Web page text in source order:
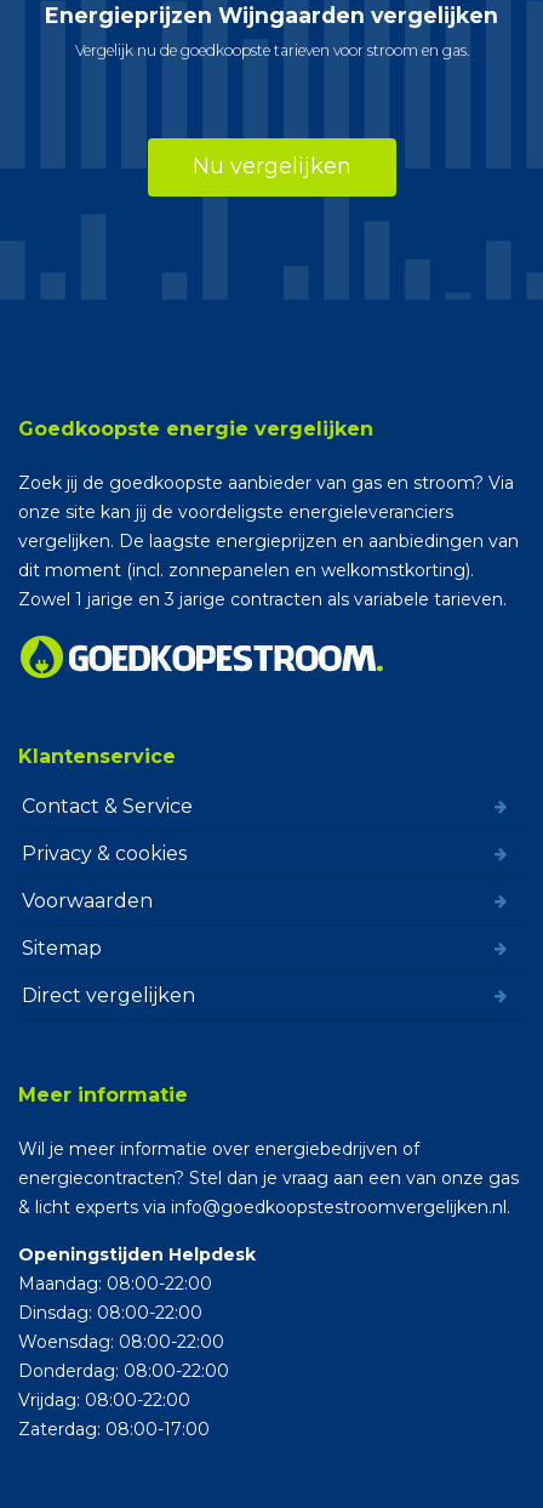
Energieprijzen Wijngaarden vergelijken
Vergelijk nu de goedkoopste tarieven voor stroom en gas.
Nu vergelijken
Goedkoopste energie vergelijken
Zoek jij de goedkoopste aanbieder van gas en stroom? Via
onze site kan jij de voordeligste energieleveranciers
vergelijken. De laagste energieprijzen en aanbiedingen van
dit moment (incl. zonnepanelen en welkomstkorting).
Zowel 1 jarige en 3 jarige contracten als variabele tarieven.
Klantenservice
Contact & Service
Privacy & cookies
Voorwaarden
Sitemap
Direct vergelijken
Meer informatie
Wil je meer informatie over energiebedrijven of
energiecontracten? Stel dan je vraag aan een van onze gas
& licht experts via info@goedkoopstestroomvergelijken.nl.
Openingstijden Helpdesk
Maandag: 08:00-22:00
Dinsdag: 08:00-22:00
Woensdag: 08:00-22:00
Donderdag: 08:00-22:00
Vrijdag: 08:00-22:00
Zaterdag: 08:00-17:00